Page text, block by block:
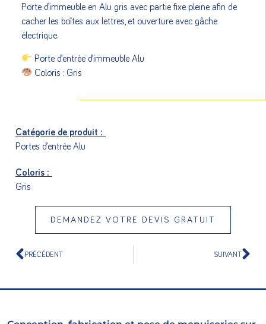
Porte d’immeuble en Alu gris avec partie fixe pleine afin de
cacher les boîtes aux lettres, et ouverture avec gâche
électrique.
Porte d’entrée d’immeuble Alu
Coloris : Gris
Catégorie de produit :
Portes d’entrée Alu
Coloris :
Gris
DEMANDEZ VOTRE DEVIS GRATUIT
PRÉCÉDENT SUIVANT